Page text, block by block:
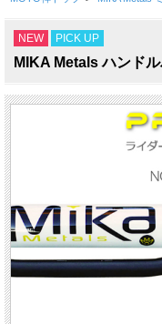
NEW PICK UP
MIKA Metals ハンド